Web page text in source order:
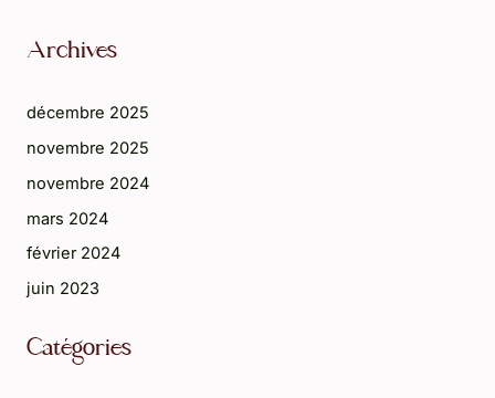
Archives
décembre 2025
novembre 2025
novembre 2024
mars 2024
février 2024
juin 2023
Catégories